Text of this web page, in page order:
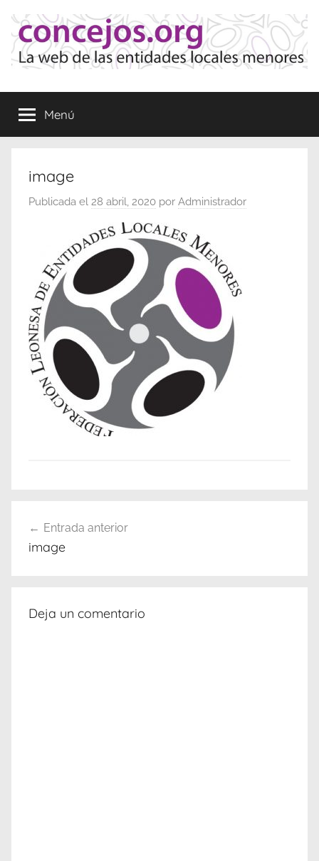
contenido
Concejos
de
las
Locales
Menores
Menú
image
Publicada el 28 abril, 2020 por Administrador
de
Entrada anterior
image
Deja un comentario